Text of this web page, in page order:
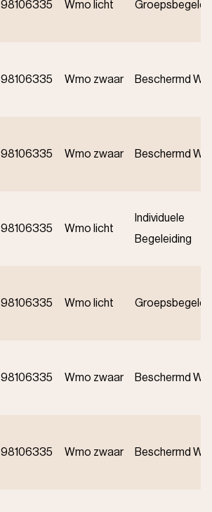
98106335 Wmo licht
98106335 Wmo zwaar Beschermd
98106335 Wmo zwaar Beschermd
98106335 Wmo licht
Individuele
Begeleiding
98106335 Wmo licht
98106335 Wmo zwaar Beschermd
98106335 Wmo zwaar Beschermd